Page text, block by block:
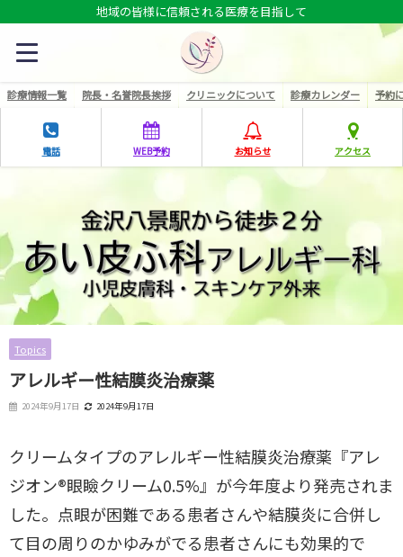
地域の皆様に信頼される医療を目指して
診療情報一覧 院長・名誉院長挨拶 クリニックについて 診療カレンダー 予約
電話 WEB予約 お知らせ アクセス
Topics
アレルギー性結膜炎治療薬
2024年9月17日 2024年9月17日
クリームタイプのアレルギー性結膜炎治療薬『アレ
ジオン®眼瞼クリーム0.5%』が今年度より発売されま
した。点眼が困難である患者さんや結膜炎に合併し
て目の周りのかゆみがでる患者さんにも効果的で